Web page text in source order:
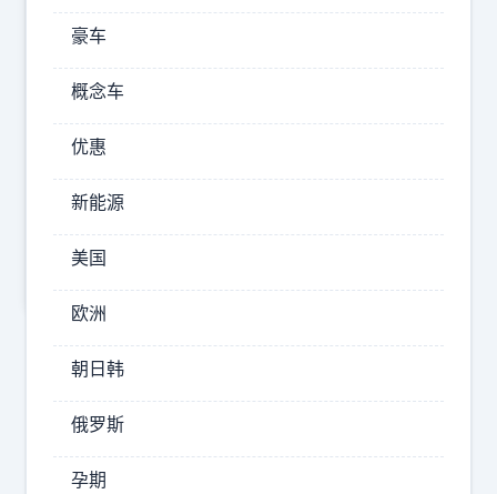
2025-10-
这个肚
是该准备
了？？？
豪车
概念车
优惠
新能源
美国
欧洲
朝日韩
俄罗斯
孕期